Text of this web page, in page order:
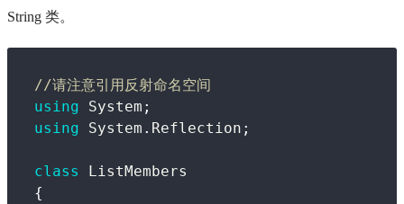
String 类。
//请注意引用反射命名空间
using
System ;
using
System . Reflection ;
class
ListMembers
{